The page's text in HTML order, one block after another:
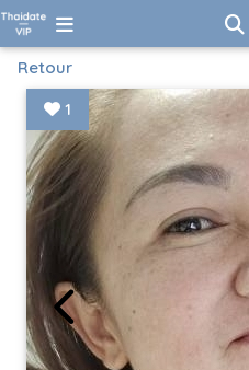
Retour
1